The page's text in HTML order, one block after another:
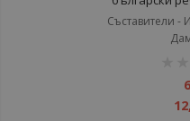
Pratique